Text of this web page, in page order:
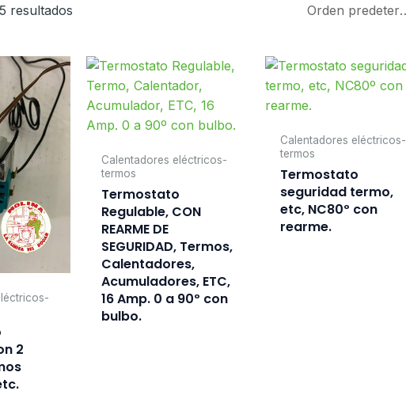
resultados
2
Calentadores eléctricos-
termos
Termostato
Regulable, CON
REARME DE
SEGURIDAD, Termos,
Calentadores,
Acumuladores, ETC,
16 Amp. 0 a 90º con
bulbo.
Calentadores eléctricos-
termos
Termostato
seguridad termo,
etc, NC80º con
rearme.